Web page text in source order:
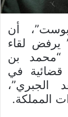
أن
يرفض لقاء
“محمد بن
قضائية في
الجبري”،
المملكة.